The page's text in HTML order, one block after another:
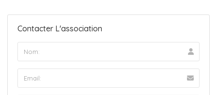
Contacter L'association